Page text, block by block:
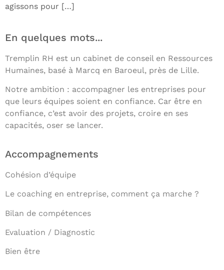
agissons pour […]
En quelques mots...
Tremplin RH est un cabinet de conseil en Ressources
Humaines, basé à Marcq en Baroeul, près de Lille.
Notre ambition : accompagner les entreprises pour
que leurs équipes soient en confiance. Car être en
confiance, c’est avoir des projets, croire en ses
capacités, oser se lancer.
Accompagnements
Cohésion d’équipe
Le coaching en entreprise, comment ça marche ?
Bilan de compétences
Evaluation / Diagnostic
Bien être